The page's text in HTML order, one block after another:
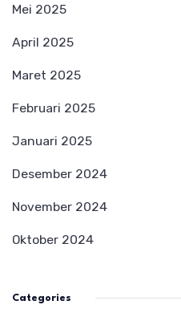
Mei 2025
April 2025
Maret 2025
Februari 2025
Januari 2025
Desember 2024
November 2024
Oktober 2024
Categories